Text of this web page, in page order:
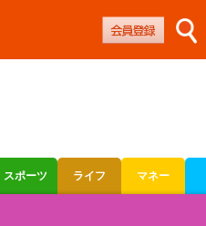
スポーツ ライフ マネー